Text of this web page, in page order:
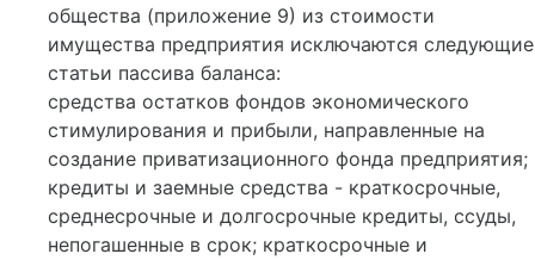
общества (приложение 9) из стоимости
имущества предприятия исключаются следующие
статьи пассива баланса:
средства остатков фондов экономического
стимулирования и прибыли, направленные на
создание приватизационного фонда предприятия;
кредиты и заемные средства - краткосрочные,
среднесрочные и долгосрочные кредиты, ссуды,
непогашенные в срок; краткосрочные и